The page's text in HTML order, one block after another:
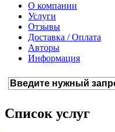
О компании
Услуги
Отзывы
Доставка / Оплата
Авторы
Информация
Список услуг